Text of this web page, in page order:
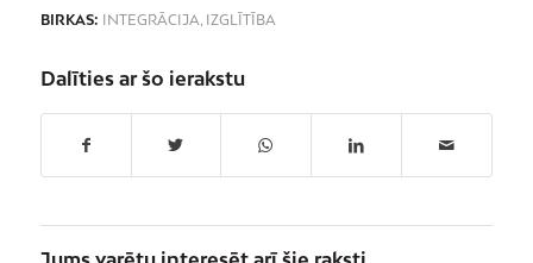
BIRKAS: INTEGRĀCIJA, IZGLĪTĪBA
Dalīties ar šo ierakstu